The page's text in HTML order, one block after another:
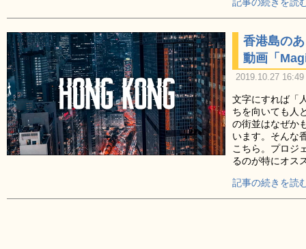
香港島の
動画「
2019.10.27
文字にすれば「
ちを向いても人
の街並はなぜか
います。そんな
こちら。プロジ
るのが特にオス
記事の続きを読